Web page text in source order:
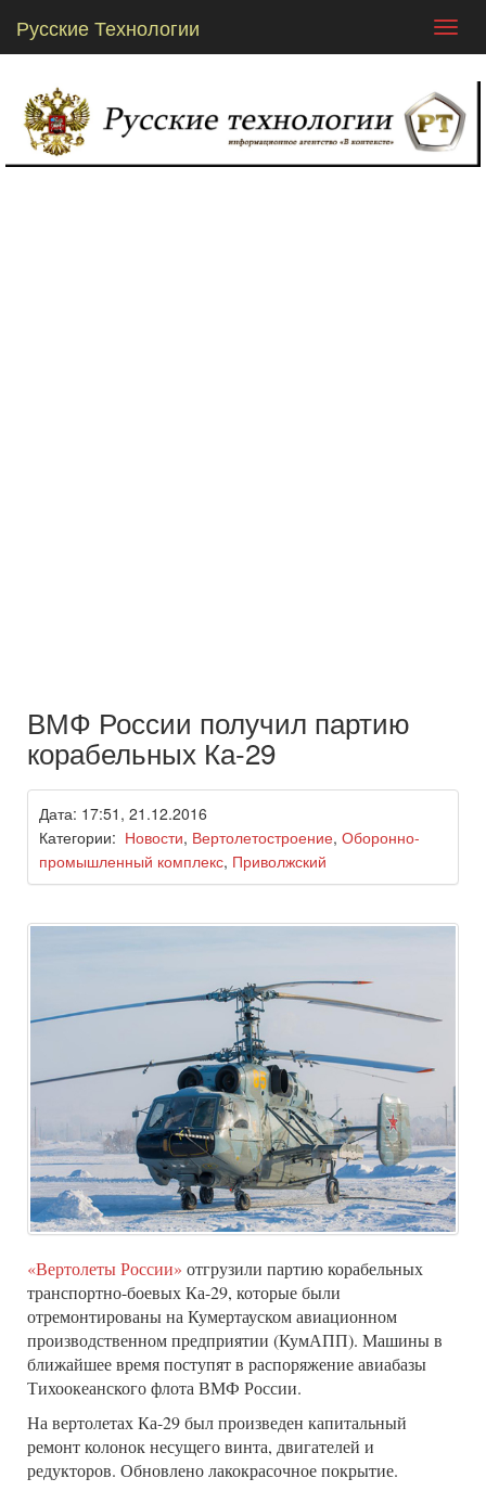
Русские Технологии
ВМФ России получил партию
корабельных Ка-29
Дата: 17:51, 21.12.2016
Категории: Новости, Вертолетостроение, Оборонно-
промышленный комплекс, Приволжский
«Вертолеты России» отгрузили партию корабельных
транспортно-боевых Ка-29, которые были
отремонтированы на Кумертауском авиационном
производственном предприятии (КумАПП). Машины в
ближайшее время поступят в распоряжение авиабазы
Тихоокеанского флота ВМФ России.
На вертолетах Ка-29 был произведен капитальный
ремонт колонок несущего винта, двигателей и
редукторов. Обновлено лакокрасочное покрытие.